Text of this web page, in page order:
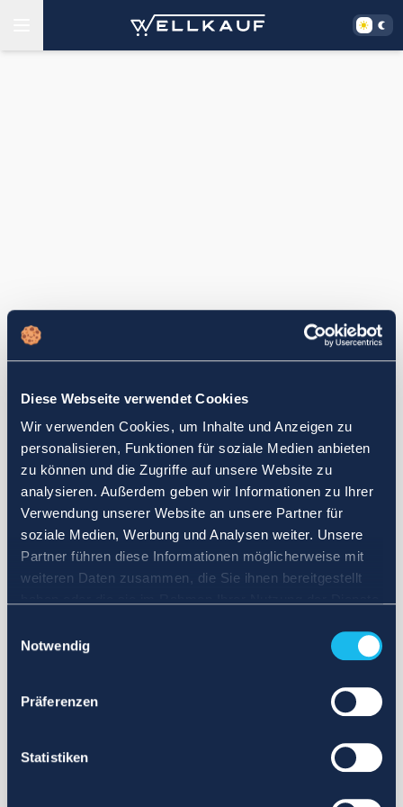
Diese Webseite verwendet Cookies
Wir verwenden Cookies, um Inhalte und Anzeigen zu
personalisieren, Funktionen für soziale Medien anbieten
zu können und die Zugriffe auf unsere Website zu
analysieren. Außerdem geben wir Informationen zu Ihrer
Verwendung unserer Website an unsere Partner für
soziale Medien, Werbung und Analysen weiter. Unsere
Partner führen diese Informationen möglicherweise mit
weiteren Daten zusammen, die Sie ihnen bereitgestellt
Notwendig
Präferenzen
Statistiken